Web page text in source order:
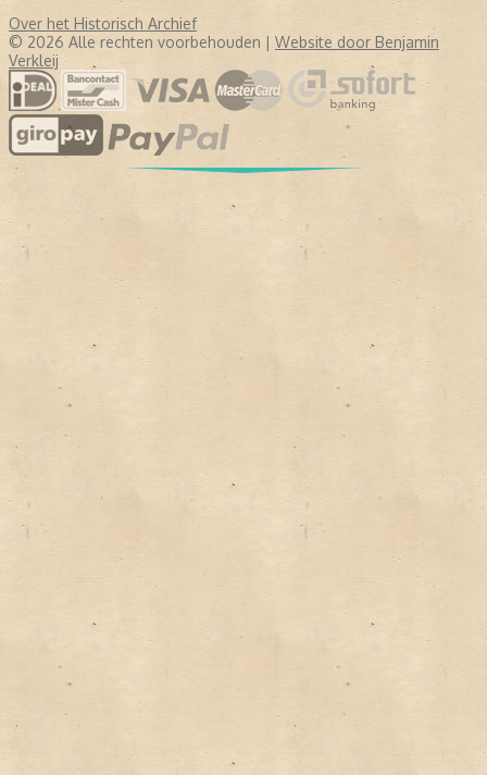
Over het Historisch Archief
© 2026 Alle rechten voorbehouden | Website door Benjamin
Verkleij